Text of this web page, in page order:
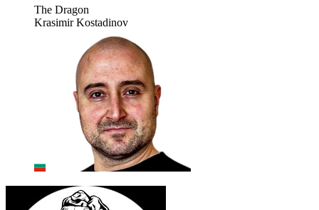
The Dragon
Krasimir Kostadinov